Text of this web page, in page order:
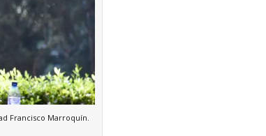
Francisco Marroquín.